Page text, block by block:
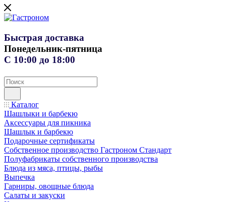
Быстрая доставка
Понедельник-пятница
С 10:00 до 18:00
Каталог
Шашлыки и барбекю
Аксессуары для пикника
Шашлык и барбекю
Подарочные сертификаты
Собственное производство Гастроном Стандарт
Полуфабрикаты собственного производства
Блюда из мяса, птицы, рыбы
Выпечка
Гарниры, овощные блюда
Салаты и закуски